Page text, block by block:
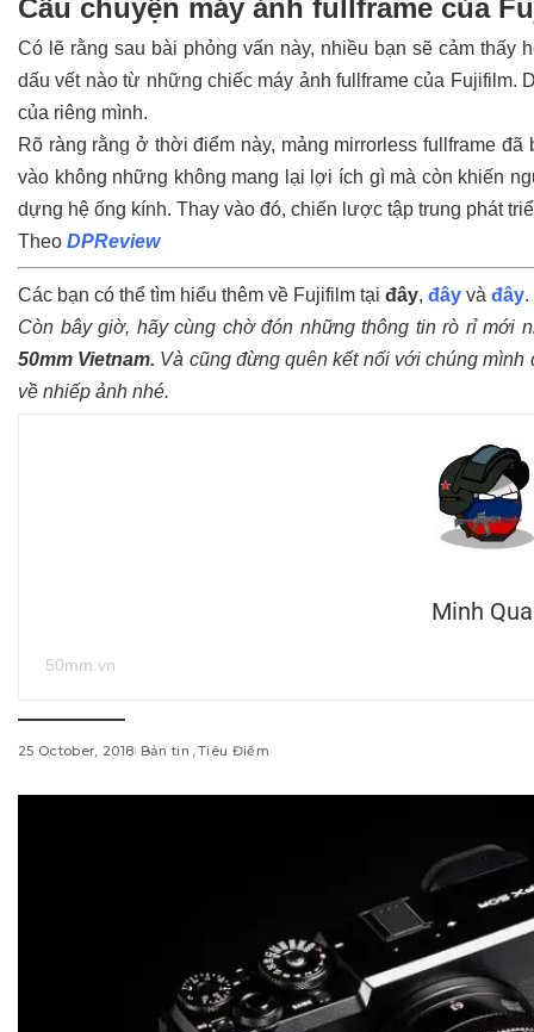
Câu chuyện máy ảnh fullframe của
Có lẽ rằng sau bài phỏng vấn này, nhiều bạn sẽ cảm thấy
dấu vết nào từ những chiếc máy ảnh fullframe của Fujifilm.
của riêng mình.
Rõ ràng rằng ở thời điểm này, mảng mirrorless fullframe
vào không những không mang lại lợi ích gì mà còn khiến
dựng hệ ống kính. Thay vào đó, chiến lược tập trung phát
Theo DPReview
Các bạn có thể tìm hiểu thêm về Fujifilm tại đây, đây và đây.
Còn bây giờ, hãy cùng chờ đón những thông tin rò rỉ mới
50mm Vietnam. Và cũng đừng quên kết nối với chúng mình
về nhiếp ảnh nhé.
Minh
50mm.vn
25 October, 2018 Bản tin Tiêu Điểm